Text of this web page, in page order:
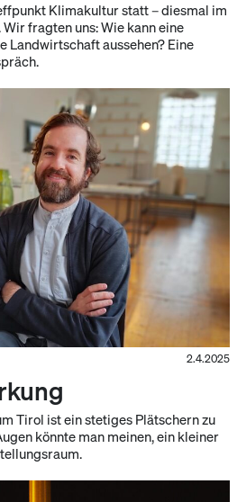
Klimakultur statt – diesmal im
fragten uns: Wie kann eine
Landwirtschaft aussehen? Eine
2.4.2025
Tirol ist ein stetiges Plätschern zu
könnte man meinen, ein kleiner